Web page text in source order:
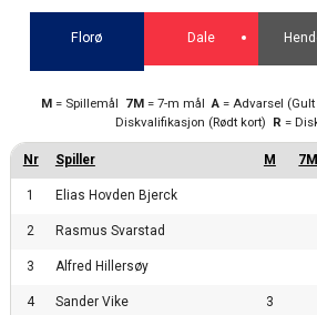
Florø Dale
1 Elias Hovden Bjerck
2 Rasmus Svarstad
3 Alfred Hillersøy
4 Sander Vike 3
M= Spillemål 7M= 7-m mål A= Advarsel (Gult
Diskvalifikasjon (Rødt kort) R =